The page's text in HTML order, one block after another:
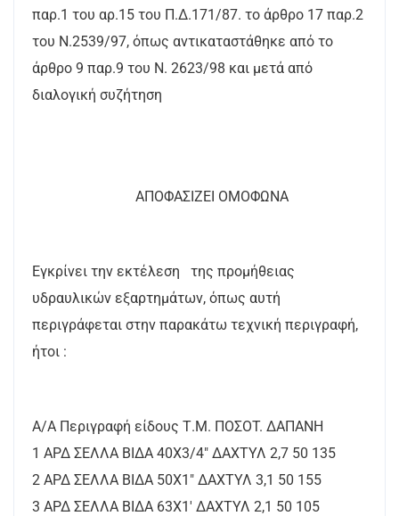
παρ.1 του αρ.15 του Π.Δ.171/87. το άρθρο 17 παρ.2
του Ν.2539/97, όπως αντικαταστάθηκε από το
άρθρο 9 παρ.9 του Ν. 2623/98 και μετά από
διαλογική συζήτηση
ΑΠΟΦΑΣΙΖΕΙ ΟΜΟΦΩΝΑ
Εγκρίνει την εκτέλεση της προμήθειας
υδραυλικών εξαρτημάτων, όπως αυτή
περιγράφεται στην παρακάτω τεχνική περιγραφή,
ήτοι :
A/A Περιγραφή είδους Τ.Μ. ΠΟΣΟT. ΔΑΠΑΝΗ
1 ΑΡΔ ΣΕΛΛΑ ΒΙΔΑ 40Χ3/4" ΔΑΧΤΥΛ 2,7 50 135
2 ΑΡΔ ΣΕΛΛΑ ΒΙΔΑ 50Χ1" ΔΑΧΤΥΛ 3,1 50 155
3 ΑΡΔ ΣΕΛΛΑ ΒΙΔΑ 63Χ1' ΔΑΧΤΥΛ 2,1 50 105